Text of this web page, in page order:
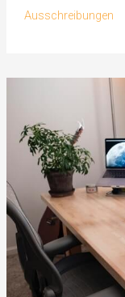
Ausschreibungen